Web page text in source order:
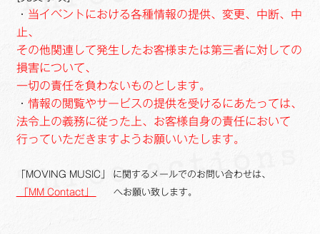
・ 当イベントにおける各種情報の提供、変更、中断、中
止、
その他関連して発生したお客様または第三者に対しての
損害について、
一切の責任を負わないものとします。
・ 情報の閲覧やサービスの提供を受けるにあたっては、
法令上の義務に従った上、お客様自身の責任において
行っていただきますようお願いいたします。
「MOVING MUSIC」 に関するメールでのお問い合わせは、
「MM Contact」
へお願い致します。